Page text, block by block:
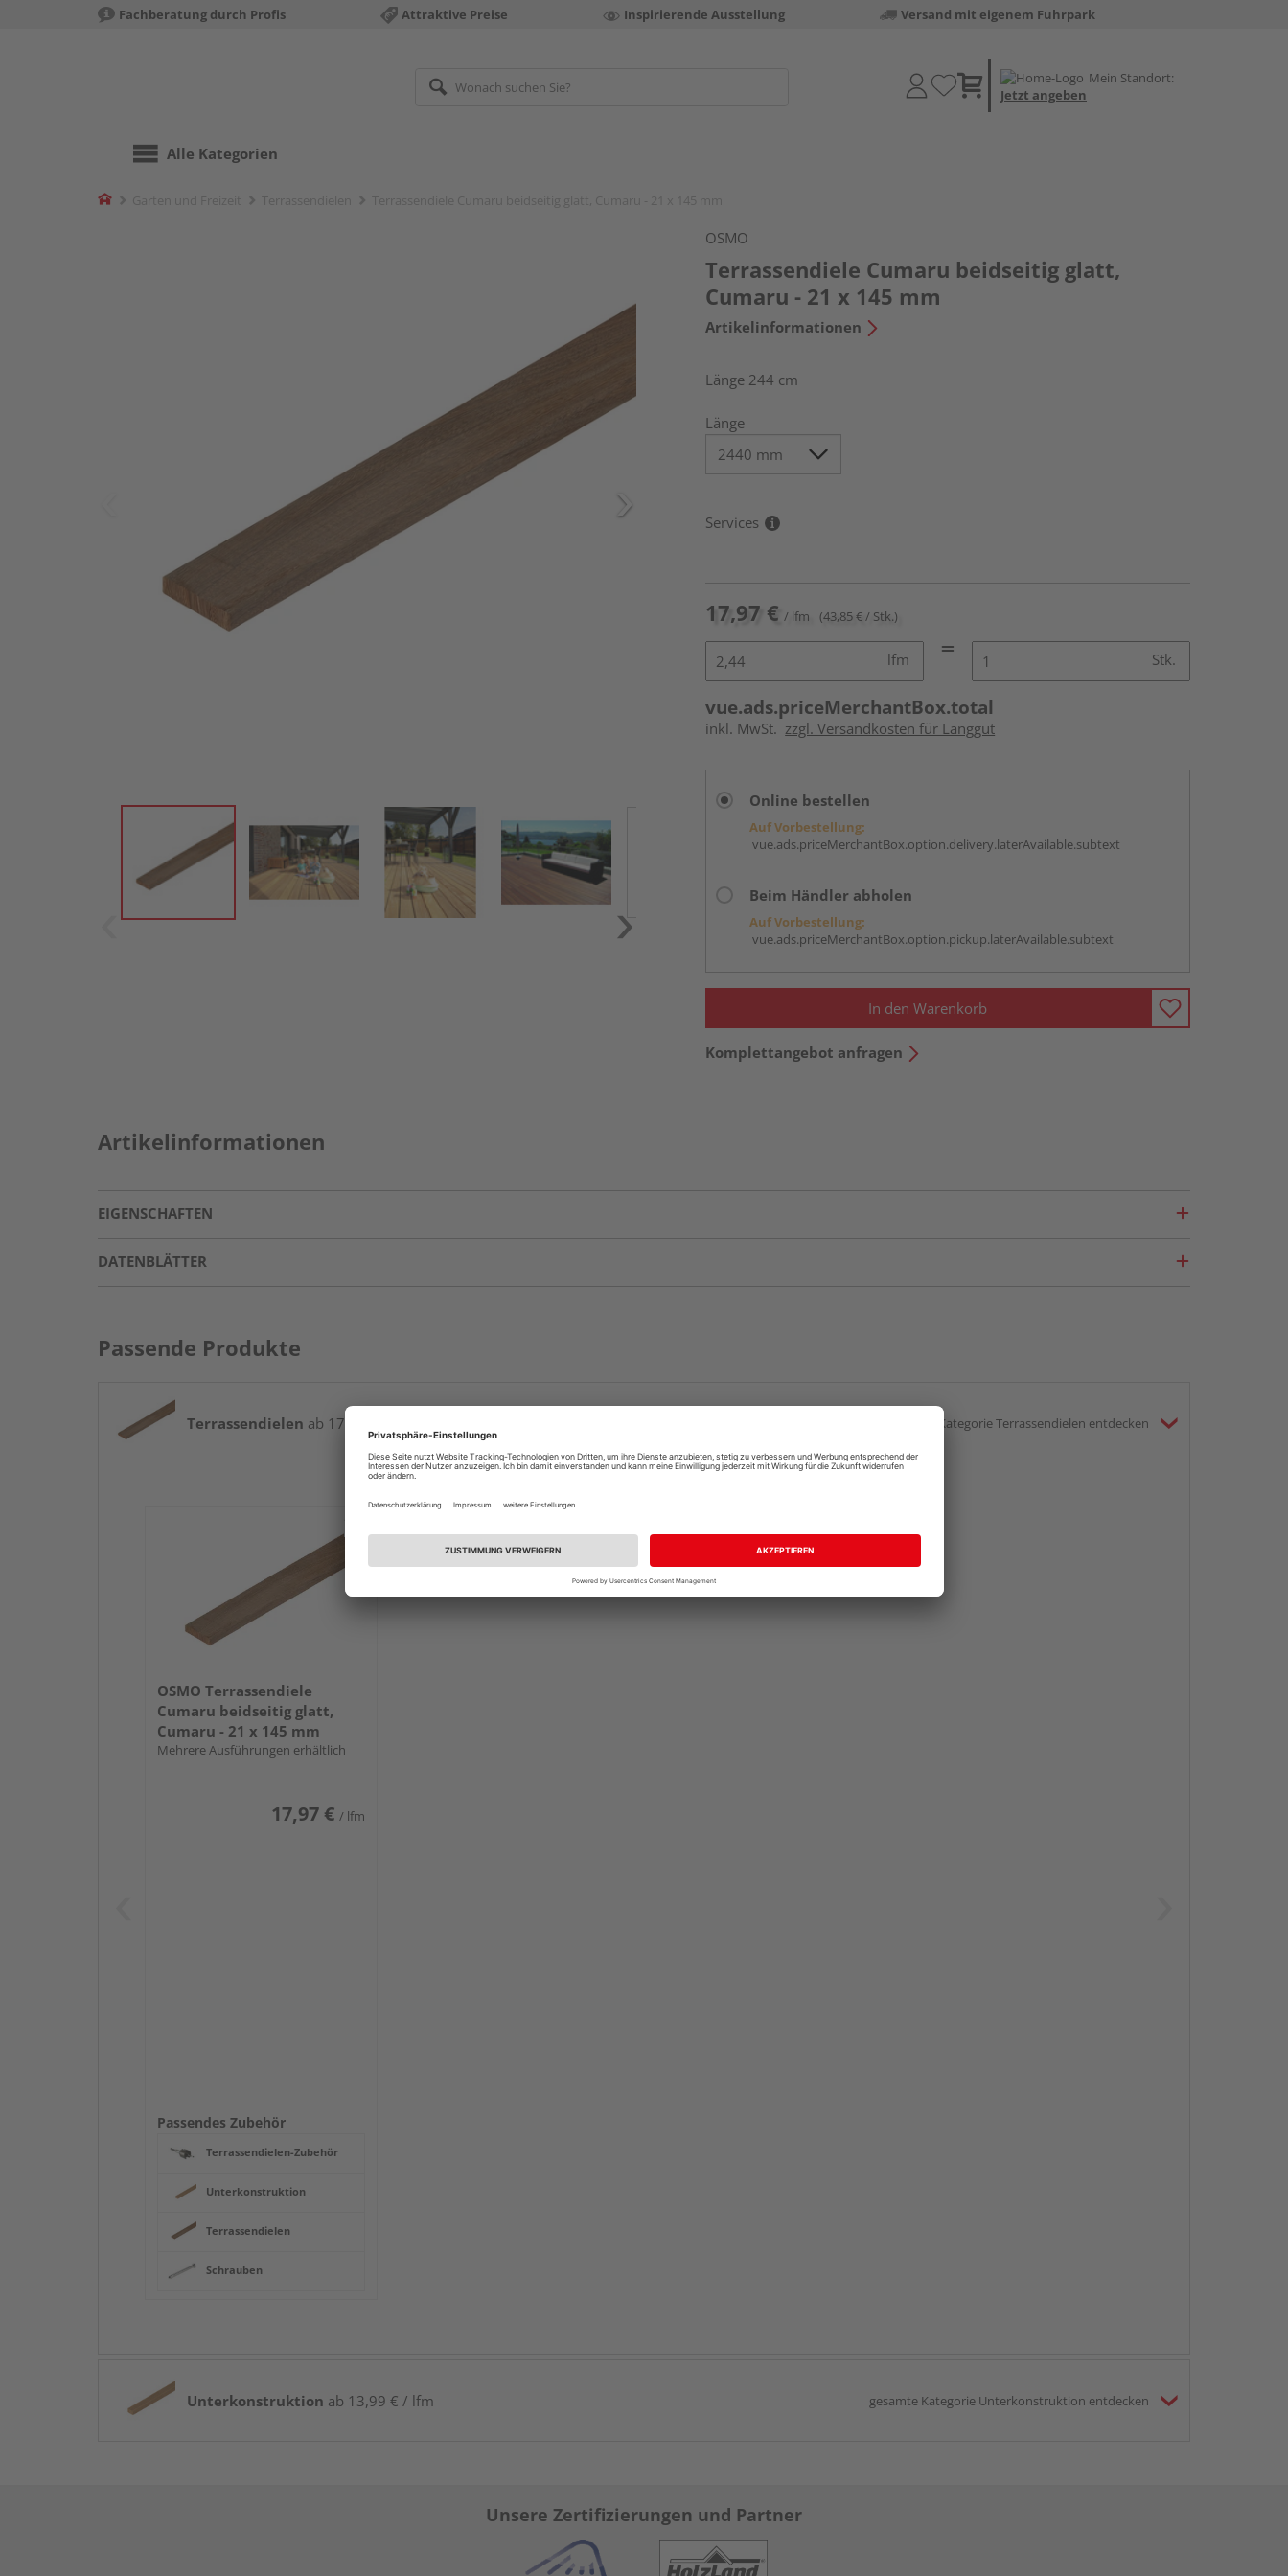
Fachberatung durch Profis Attraktive Preise Inspirierende Ausstellung Versand mit eigenem Fuhrpark
Mein Standort:
Jetzt angeben
Alle Kategorien
Home
OSMO
Terrassendiele Cumaru beidseitig glatt,
Cumaru - 21 x 145 mm
Artikelinformationen
Länge 244 cm
Länge
Services
17,97 € / lfm (43,85 € / Stk.)
lfm Stk.
vue.ads.priceMerchantBox.total
inkl. MwSt. zzgl. Versandkosten für Langgut
Online bestellen
Auf Vorbestellung:
vue.ads.priceMerchantBox.option.delivery.laterAvailable.subtext
Beim Händler abholen
Auf Vorbestellung:
vue.ads.priceMerchantBox.option.pickup.laterAvailable.subtext
In den Warenkorb
Komplettangebot anfragen
Artikelinformationen
EIGENSCHAFTEN
DATENBLÄTTER
Passende Produkte
Terrassendielen ab 17,97 € / lfm gesamte Kategorie Terrassendielen entdecken
OSMO Terrassendiele
Cumaru beidseitig glatt,
Cumaru - 21 x 145 mm
Mehrere Ausführungen erhältlich
17,97 € / lfm
Passendes Zubehör
Terrassendielen-Zubehör
Unterkonstruktion
Terrassendielen
Schrauben
Unterkonstruktion ab 13,99 € / lfm gesamte Kategorie Unterkonstruktion entdecken
Unsere Zertifizierungen und Partner